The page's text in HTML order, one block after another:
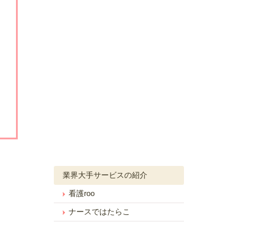
業界大手サービスの紹介
看護roo
ナースではたらこ